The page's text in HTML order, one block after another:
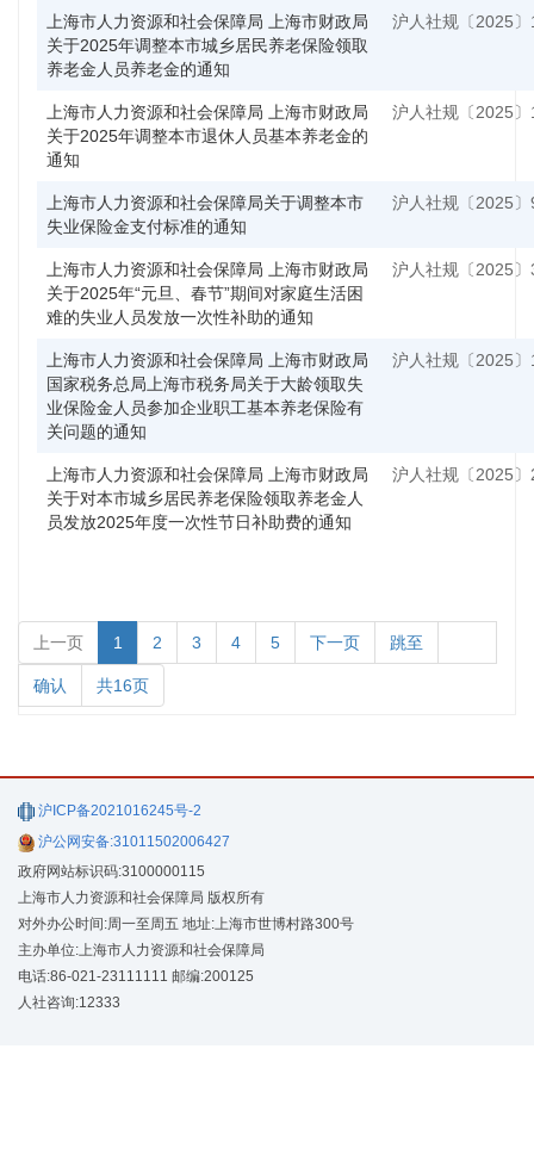
上海市人力资源和社会保障局 上海市财政局
关于2025年调整本市城乡居民养老保险领取
养老金人员养老金的通知
沪人社规〔2025
上海市人力资源和社会保障局 上海市财政局
关于2025年调整本市退休人员基本养老金的
通知
沪人社规〔2025
上海市人力资源和社会保障局关于调整本市
失业保险金支付标准的通知
沪人社规〔2025〕
上海市人力资源和社会保障局 上海市财政局
关于2025年“元旦、春节”期间对家庭生活困
难的失业人员发放一次性补助的通知
沪人社规〔2025〕
上海市人力资源和社会保障局 上海市财政局
国家税务总局上海市税务局关于大龄领取失
业保险金人员参加企业职工基本养老保险有
关问题的通知
沪人社规〔2025〕
上海市人力资源和社会保障局 上海市财政局
关于对本市城乡居民养老保险领取养老金人
员发放2025年度一次性节日补助费的通知
沪人社规〔2025〕
上一页 1 2 3 4 5 下一页 跳至
确认 共16页
沪ICP备2021016245号-2
沪公网安备:31011502006427
政府网站标识码:3100000115
上海市人力资源和社会保障局 版权所有
对外办公时间:周一至周五 地址:上海市世博村路300号
主办单位:上海市人力资源和社会保障局
电话:86-021-23111111 邮编:200125
人社咨询:12333